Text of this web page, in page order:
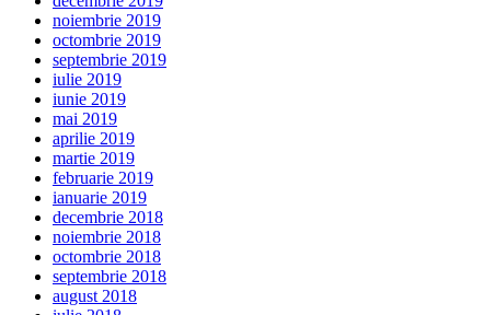
noiembrie 2019
octombrie 2019
septembrie 2019
iulie 2019
iunie 2019
mai 2019
aprilie 2019
martie 2019
februarie 2019
ianuarie 2019
decembrie 2018
noiembrie 2018
octombrie 2018
septembrie 2018
august 2018